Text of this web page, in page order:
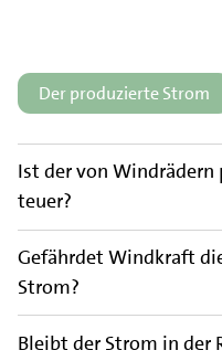
Der produzierte Strom
Ist der von
teuer?
Gefährdet Windkraft
Strom?
Bleibt der Strom in der